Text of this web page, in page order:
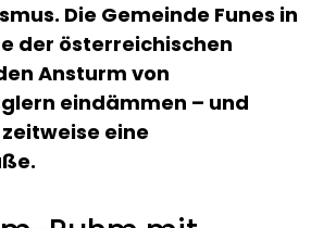
Die Gemeinde Funes in
der österreichischen
Ansturm von
eindämmen – und
eine